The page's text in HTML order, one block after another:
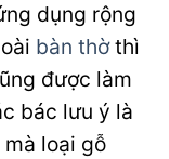
dụng rộng
bàn thờthì
được làm
bác lưu ý là
loại gỗ